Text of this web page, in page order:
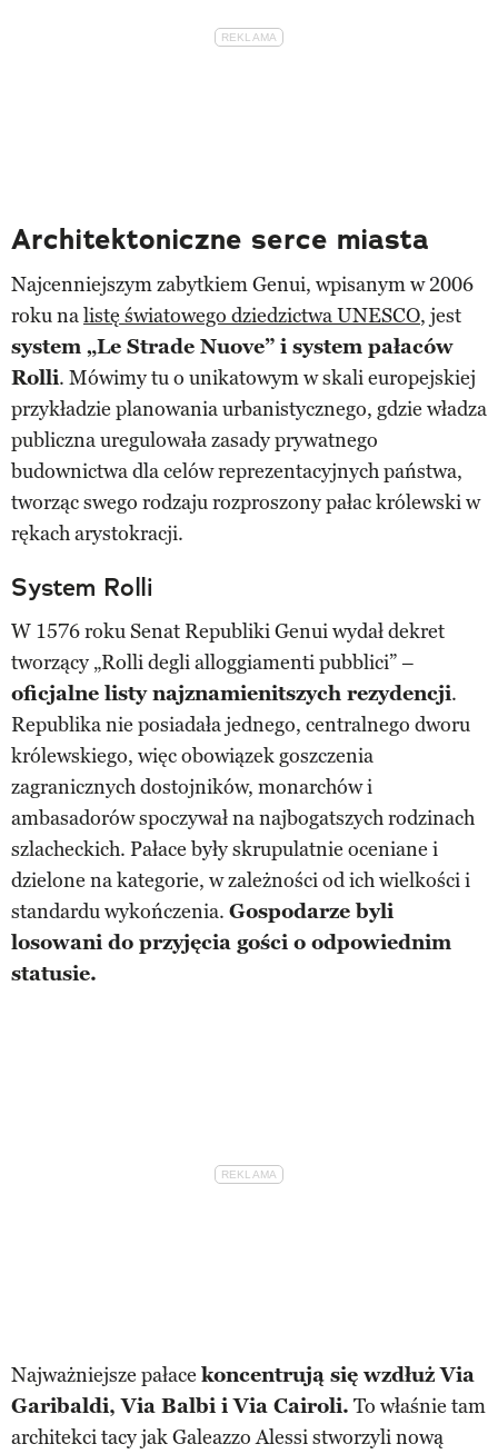
Architektoniczne serce miasta
Najcenniejszym zabytkiem Genui, wpisanym w 2006
roku nalistę światowego dziedzictwa UNESCO, jest
system „Le Strade Nuove” i system pałaców
Rolli. Mówimy tu o unikatowym w skali europejskiej
przykładzie planowania urbanistycznego, gdzie władza
publiczna uregulowała zasady prywatnego
budownictwa dla celów reprezentacyjnych państwa,
tworząc swego rodzaju rozproszony pałac królewski w
rękach arystokracji.
System Rolli
W 1576 roku Senat Republiki Genui wydał dekret
tworzący „Rolli degli alloggiamenti pubblici” –
oficjalne listy najznamienitszych rezydencji.
Republika nie posiadała jednego, centralnego dworu
królewskiego, więc obowiązek goszczenia
zagranicznych dostojników, monarchów i
ambasadorów spoczywał na najbogatszych rodzinach
szlacheckich. Pałace były skrupulatnie oceniane i
dzielone na kategorie, w zależności od ich wielkości i
standardu wykończenia. Gospodarze byli
losowani do przyjęcia gości o odpowiednim
statusie.
Najważniejsze pałace koncentrują się wzdłuż Via
Garibaldi, Via Balbi i Via Cairoli. To właśnie tam
architekci tacy jak Galeazzo Alessi stworzyli nową